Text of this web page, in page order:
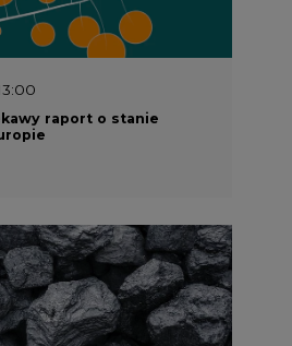
raport o stanie